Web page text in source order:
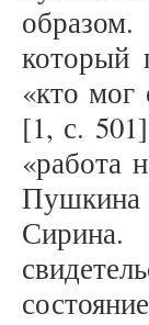
который
«кто мог
[1, с.
«работа